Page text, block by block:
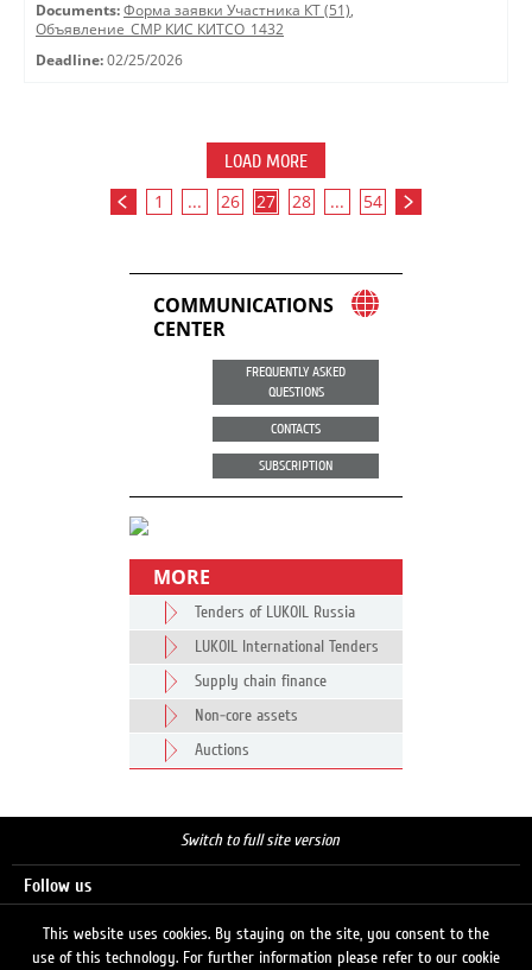
Documents: Форма заявки Участника КТ (51),
Объявление_СМР КИС КИТСО_1432
Deadline: 02/25/2026
LOAD MORE
1 ... 26 27 28 ... 54
COMMUNICATIONS
CENTER
FREQUENTLY ASKED
QUESTIONS
CONTACTS
SUBSCRIPTION
MORE
Tenders of LUKOIL Russia
LUKOIL International Tenders
Supply chain finance
Non-core assets
Auctions
Switch to full site version
Follow us
This website uses cookies. By staying on the site, you consent to the
use of this technology. For further information please refer to our cookie